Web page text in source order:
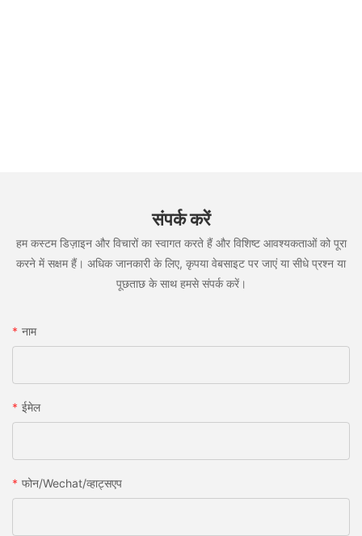
संपर्क करें
हम कस्टम डिज़ाइन और विचारों का स्वागत करते हैं और विशिष्ट आवश्यकताओं को पूरा
करने में सक्षम हैं। अधिक जानकारी के लिए, कृपया वेबसाइट पर जाएं या सीधे प्रश्न या
पूछताछ के साथ हमसे संपर्क करें।
नाम
ईमेल
फोन/wechat/व्हाट्सएप